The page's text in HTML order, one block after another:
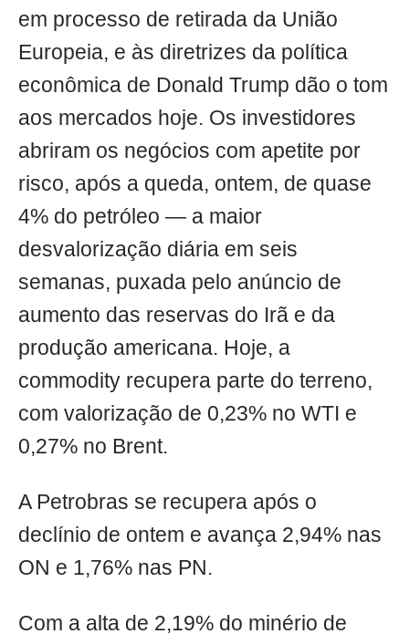
em processo de retirada da União
Europeia, e às diretrizes da política
econômica de Donald Trump dão o tom
aos mercados hoje. Os investidores
abriram os negócios com apetite por
risco, após a queda, ontem, de quase
4% do petróleo — a maior
desvalorização diária em seis
semanas, puxada pelo anúncio de
aumento das reservas do Irã e da
produção americana. Hoje, a
commodity recupera parte do terreno,
com valorização de 0,23% no WTI e
0,27% no Brent.
A Petrobras se recupera após o
declínio de ontem e avança 2,94% nas
ON e 1,76% nas PN.
Com a alta de 2,19% do minério de